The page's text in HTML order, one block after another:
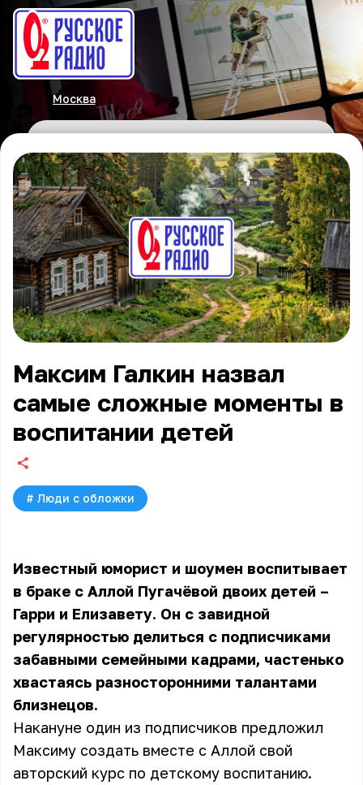
Москва
Максим Галкин назвал
самые сложные моменты в
воспитании детей
# Люди с обложки
Известный юморист и шоумен воспитывает
в браке с Аллой Пугачёвой двоих детей –
Гарри и Елизавету. Он с завидной
регулярностью делиться с подписчиками
забавными семейными кадрами, частенько
хвастаясь разносторонними талантами
близнецов.
Накануне один из подписчиков предложил
Максиму создать вместе с Аллой свой
авторский курс по детскому воспитанию.